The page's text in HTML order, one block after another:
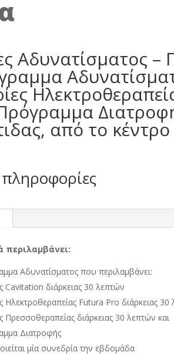
Αδυνατίσματος
από το
Αδυνατίσματος που περιλαμβάνει:
Cavitation διάρκειας 30 λεπτών
Ηλεκτροθεραπείας Futura Pro διάρκειας
Πρεσσοθεραπείας διάρκειας 30 λεπτών και
Διατροφής
μία συνεδρία την εβδομάδα